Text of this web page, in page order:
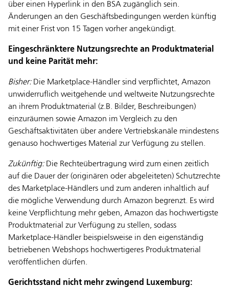
über einen Hyperlink in den BSA zugänglich sein.
Änderungen an den Geschäftsbedingungen werden künftig
mit einer Frist von 15 Tagen vorher angekündigt.
Eingeschränktere Nutzungsrechte an Produktmaterial
und keine Parität mehr:
Bisher: Die Marketplace-Händler sind verpflichtet, Amazon
unwiderruflich weitgehende und weltweite Nutzungsrechte
an ihrem Produktmaterial (z.B. Bilder, Beschreibungen)
einzuräumen sowie Amazon im Vergleich zu den
Geschäftsaktivitäten über andere Vertriebskanäle mindestens
genauso hochwertiges Material zur Verfügung zu stellen.
Zukünftig: Die Rechteübertragung wird zum einen zeitlich
auf die Dauer der (originären oder abgeleiteten) Schutzrechte
des Marketplace-Händlers und zum anderen inhaltlich auf
die mögliche Verwendung durch Amazon begrenzt. Es wird
keine Verpflichtung mehr geben, Amazon das hochwertigste
Produktmaterial zur Verfügung zu stellen, sodass
Marketplace-Händler beispielsweise in den eigenständig
betriebenen Webshops hochwertigeres Produktmaterial
veröffentlichen dürfen.
Gerichtsstand nicht mehr zwingend Luxemburg: